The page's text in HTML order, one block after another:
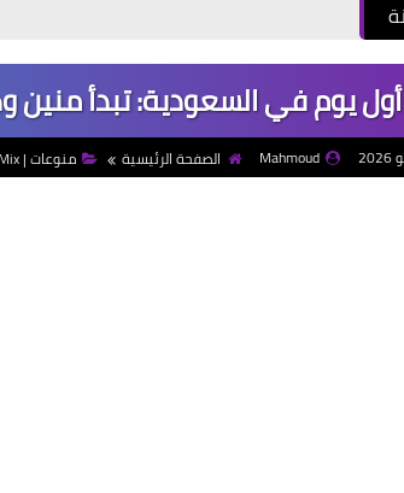
أول يوم في السعودية: تبدأ
Mahmoud الصفحة الرئيسية منوعات | Ramos Mix